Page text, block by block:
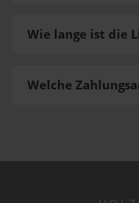
Welche
Wie lange ist die